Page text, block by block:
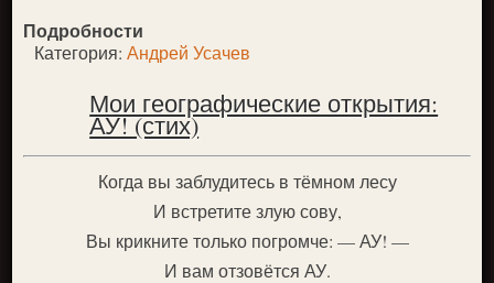
Новое
Подробности
Категория:Андрей Усачев
Мои географические открытия:
АУ! (стих)
Когда вы заблудитесь в тёмном лесу
И встретите злую сову,
Вы крикните только погромче: — АУ! —
И вам отзовётся АУ.